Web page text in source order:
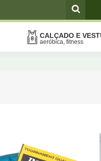
CALÇADO E
aeróbica, fitness